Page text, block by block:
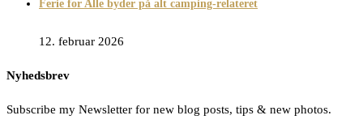
Ferie for Alle byder på alt camping-relateret
12. februar 2026
Nyhedsbrev
Subscribe my Newsletter for new blog posts, tips & new photos.